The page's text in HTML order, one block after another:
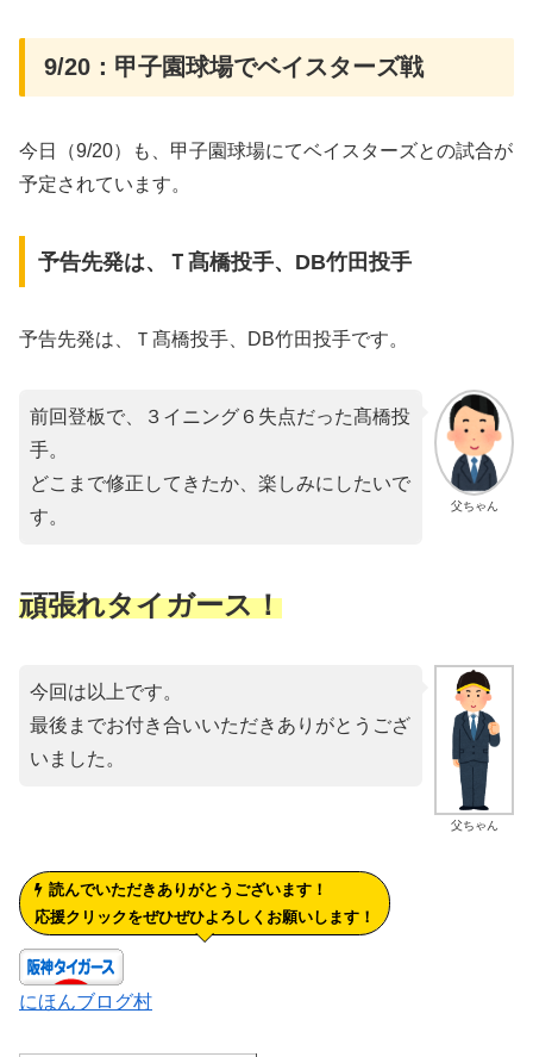
9/20：甲子園球場でベイスターズ戦
今日（9/20）も、甲子園球場にてベイスターズとの試合が
予定されています。
予告先発は、Ｔ髙橋投手、DB竹田投手
予告先発は、Ｔ髙橋投手、DB竹田投手です。
父ちゃん
前回登板で、３イニング６失点だった髙橋投
手。
どこまで修正してきたか、楽しみにしたいで
す。
頑張れタイガース！
父ちゃん
今回は以上です。
最後までお付き合いいただきありがとうござ
いました。
読んでいただきありがとうございます！
応援クリックをぜひぜひよろしくお願いします！
にほんブログ村